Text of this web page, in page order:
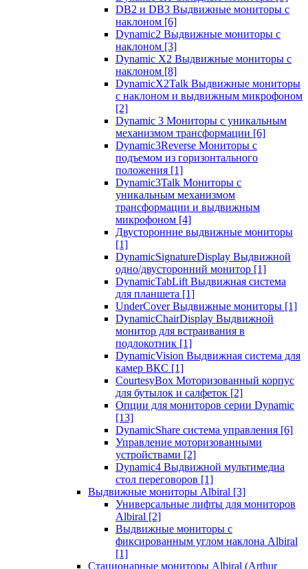
DB2 и DB3 Выдвижные мониторы с
наклоном [6]
Dynamic2 Выдвижные мониторы с
наклоном [3]
Dynamic X2 Выдвижные мониторы с
наклоном [8]
DynamicX2Talk Выдвижные мониторы
с наклоном и выдвижным микрофоном
[2]
Dynamic 3 Мониторы с уникальным
механизмом трансформации [6]
Dynamic3Reverse Мониторы с
подъемом из горизонтального
положения [1]
Dynamic3Talk Мониторы с
уникальным механизмом
трансформации и выдвижным
микрофоном [4]
Двусторонние выдвижные мониторы
[1]
DynamicSignatureDisplay Выдвижной
одно/двусторонний монитор [1]
DynamicTabLift Выдвижная система
для планшета [1]
UnderCover Выдвижные мониторы [1]
DynamicChairDisplay Выдвижной
монитор для встраивания в
подлокотник [1]
DynamicVision Выдвижная система для
камер ВКС [1]
CourtesyBox Моторизованный корпус
для бутылок и салфеток [2]
Опции для мониторов серии Dynamic
[13]
DynamicShare система управления [6]
Управление моторизованными
устройствами [2]
Dynamic4 Выдвижной мультимедиа
стол переговоров [1]
Выдвижные мониторы Albiral [3]
Универсальные лифты для мониторов
Albiral [2]
Выдвижные мониторы с
фиксированным углом наклона Albiral
[1]
Стационарные мониторы Albiral (Arthur